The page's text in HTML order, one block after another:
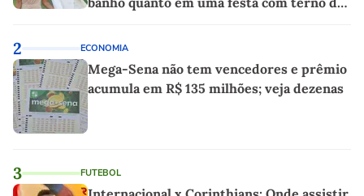
2 ECONOMIA
Mega-Sena não tem vencedores e prêmio
acumula em R$ 135 milhões; veja dezenas
3 FUTEBOL